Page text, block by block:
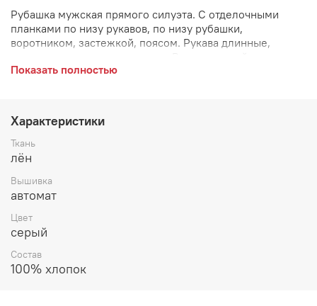
Рубашка мужская прямого силуэта. С отделочными
планками по низу рукавов, по низу рубашки,
воротником, застежкой, поясом. Рукава длинные,
Застежка на пуговицы.
Показать полностью
Характеристики
Ткань
лён
Вышивка
автомат
Цвет
серый
Состав
100% хлопок